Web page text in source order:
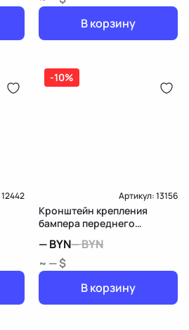
В корзину
12442
-10%
Артикул:13156
Кронштейн крепления
бампера переднего
—BYN—BYN
~ — $
В корзину